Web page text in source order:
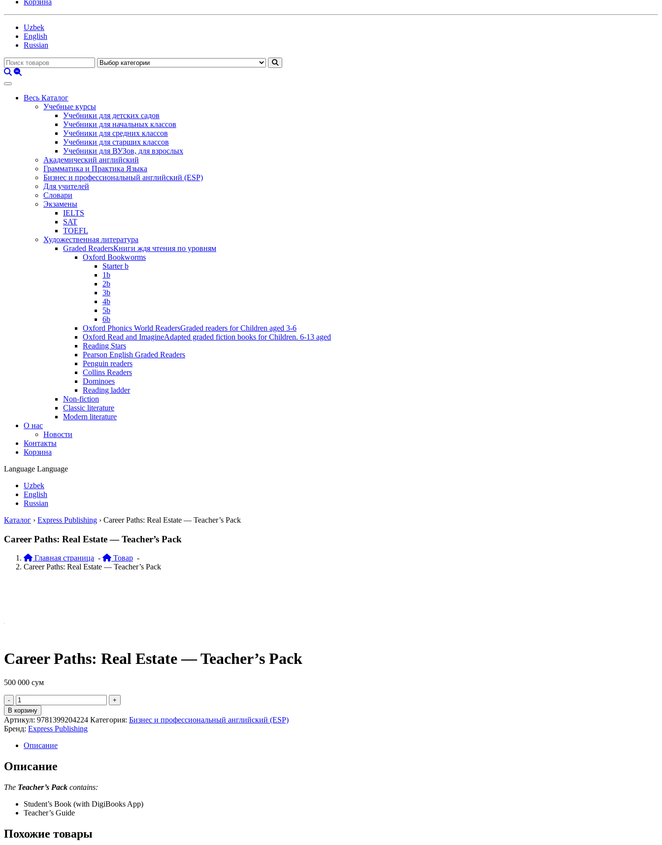
Корзина
Uzbek
English
Russian
Весь Каталог
Учебные курсы
Учебники для детских садов
Учебники для начальных классов
Учебники для средних классов
Учебники для старших классов
Учебники для ВУЗов, для взрослых
Академический английский
Грамматика и Практика Языка
Бизнес и профессиональный английский (ESP)
Для учителей
Словари
Экзамены
IELTS
SAT
TOEFL
Художественная литература
Graded ReadersКниги ждя чтения по уровням
Oxford Bookworms
Starter b
1b
2b
3b
4b
5b
6b
Oxford Phonics World ReadersGraded readers for Children aged 3-6
Oxford Read and ImagineAdapted graded fiction books for Children. 6-13 aged
Reading Stars
Pearson English Graded Readers
Penguin readers
Collins Readers
Dominoes
Reading ladder
Non-fiction
Classic literature
Modern literature
О нас
Новости
Контакты
Корзина
Language Language
Uzbek
English
Russian
Каталог › Express Publishing › Career Paths: Real Estate — Teacher’s Pack
Career Paths: Real Estate — Teacher’s Pack
Главная страница - Товар -
Career Paths: Real Estate — Teacher’s Pack
Career Paths: Real Estate — Teacher’s Pack
500 000 сум
Quantity
В корзину
Артикул: 9781399204224 Категория: Бизнес и профессиональный английский (ESP)
Бренд: Express Publishing
Описание
Описание
The Teacher’s Pack contains:
Student’s Book (with DigiBooks App)
Teacher’s Guide
Похожие товары